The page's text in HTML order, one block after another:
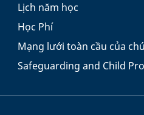
Lịch năm học
Học Phí
Mạng lưới toàn cầu của
Safeguarding and Child